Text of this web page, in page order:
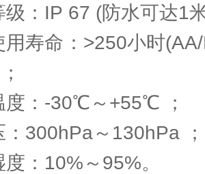
：IP 67 (防水可达1
寿命：>250小时
：-30℃～+55℃ ；
300hPa～130hPa ；
：10%～95%。